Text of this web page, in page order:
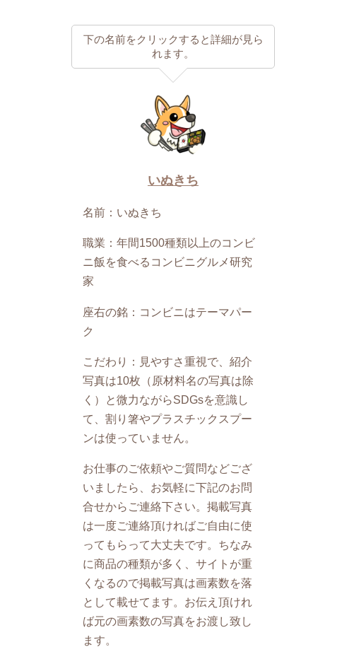
下の名前をクリックすると詳細が見ら
れます。
いぬきち
名前：いぬきち
職業：年間1500種類以上のコンビ
ニ飯を食べるコンビニグルメ研究
家
座右の銘：コンビニはテーマパー
ク
こだわり：見やすさ重視で、紹介
写真は10枚（原材料名の写真は除
く）と微力ながらSDGsを意識し
て、割り箸やプラスチックスプー
ンは使っていません。
お仕事のご依頼やご質問などござ
いましたら、お気軽に下記のお問
合せからご連絡下さい。掲載写真
は一度ご連絡頂ければご自由に使
ってもらって大丈夫です。ちなみ
に商品の種類が多く、サイトが重
くなるので掲載写真は画素数を落
として載せてます。お伝え頂けれ
ば元の画素数の写真をお渡し致し
ます。